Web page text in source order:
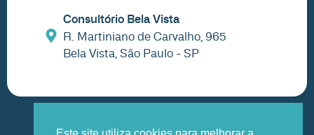
Consultório Bela Vista
R. Martiniano de Carvalho, 965
Bela Vista, São Paulo - SP